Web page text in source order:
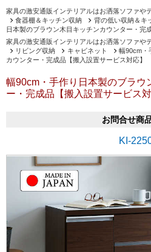
家具の激安通販インテリアルはお洒落ソファや
食器棚＆キッチン収納
背の低い収納＆キ
日本製のブラウン木目キッチンカウンター・完
家具の激安通販インテリアルはお洒落ソファや
リビング収納
キャビネット
幅90cm・
カウンター・完成品【搬入設置サービス対応】
幅90cm・手作り日本製のブラウ
ー・完成品【搬入設置サービス対
お問合せ商
KI-